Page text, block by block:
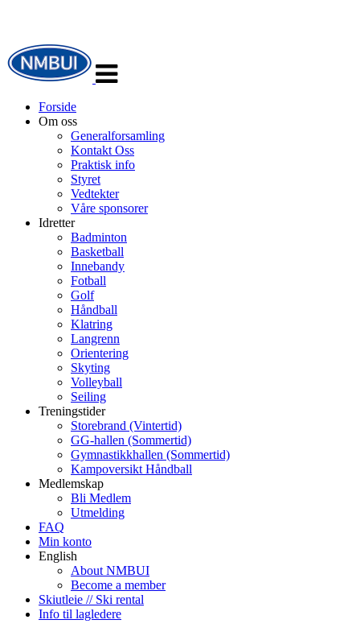
navigasjon
Forside
Om oss
Generalforsamling
Kontakt Oss
Praktisk info
Styret
Vedtekter
Våre sponsorer
Idretter
Badminton
Basketball
Innebandy
Fotball
Golf
Håndball
Klatring
Langrenn
Orientering
Skyting
Volleyball
Seiling
Treningstider
Storebrand (Vintertid)
GG-hallen (Sommertid)
Gymnastikkhallen (Sommertid)
Kampoversikt Håndball
Medlemskap
Bli Medlem
Utmelding
FAQ
Min konto
English
About NMBUI
Become a member
Skiutleie // Ski rental
Info til lagledere